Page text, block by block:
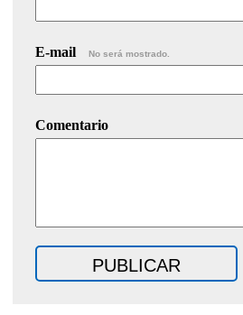
E-mail No será mostrado.
Comentario